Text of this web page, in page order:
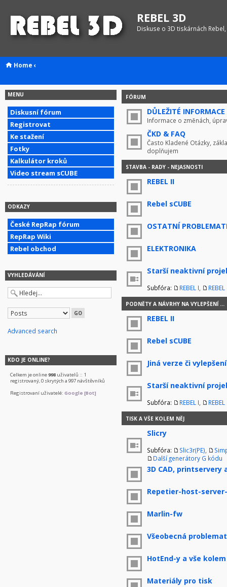
REBEL 3D
Diskuse o 3D tiskárnách
Home ‹
MENU
Diskusní fórum
Registrovat
Ke stažení
Fotky
Kalkulátor kroků
Video stream sCUBE
ODKAZY
České RepRap fórum
RepRap Wiki
Rebel obchod
VYHLEDÁVÁNÍ
Advanced search
KDO JE ONLINE?
Celkem je online998 uživatelů :: 1
registrovaný, 0 skrytých a 997 návštěvníků
Registrovaní uživatelé: Google [Bot]
FÓRUM
DŮLEŽITÉ INFORMACE
Informace o změnách,
ČKD & FAQ
Často Kladené Otázky,
doplňujem
STAVBA - RADY - NEJASNOSTI
REBEL II
Rebel sCUBE
OSTATNÍ
ELEKTRONIKA
Starší neaktivní
Subfóra: REBEL I REBEL
PODNĚTY A NÁVRHY NA VYLEPŠENÍ ...
REBEL II
Rebel sCUBE
Jiná verze či
Starší neaktivní
Subfóra: REBEL I REBEL
TISK A VŠE KOLEM NĚJ
Slicry
Subfóra: Slic3r(PE)
Další generátory G kódu
3D CAD, printservery
Repetier-host-
Marlin-fw
Všeobecná
HotEnd-y a vše kolem
Materiály pro tisk